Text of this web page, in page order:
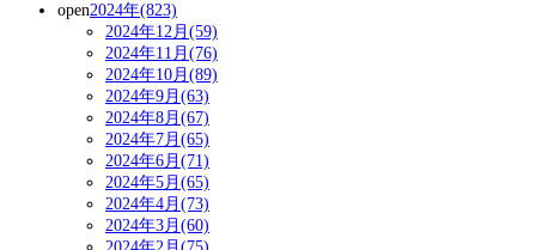
open2024年(823)
2024年12月(59)
2024年11月(76)
2024年10月(89)
2024年9月(63)
2024年8月(67)
2024年7月(65)
2024年6月(71)
2024年5月(65)
2024年4月(73)
2024年3月(60)